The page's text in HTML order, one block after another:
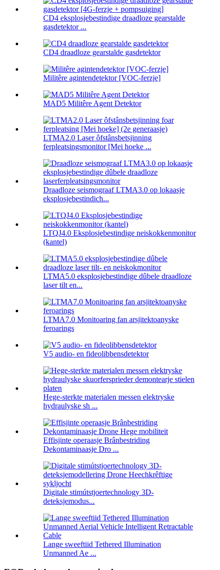
CD4 eksplosjebestindige draadloze gearstalde
gasdetektor ...
CD4 draadloze gearstalde gasdetektor
Militêre agintendetektor [VOC-ferzje]
MAD5 Militêre Agent Detektor
LTMA2.0 Laser ôfstânsbetsjinning
ferpleatsingsmonitor [Mei hoeke ...
Draadloze seismograaf LTMA3.0 op lokaasje
eksplosjebestindich...
LTQJ4.0 Eksplosjebestindige neiskokkenmonitor
(kantel)
LTMA5.0 eksplosjebestindige dûbele draadloze
laser tilt en...
LTMA7.0 Monitoaring fan arsjitektoanyske
feroarings
V5 audio- en fideolibbensdetektor
Hege-sterkte materialen messen elektryske
hydraulyske sh ...
Effisjinte operaasje Brânbestriding
Dekontaminaasje Dro ...
Digitale stimútstjoertechnology 3D-
deteksjemodus...
Lange sweeftiid Tethered Illumination
Unmanned Ae ...